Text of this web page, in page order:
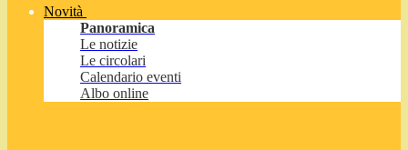
Novità
Panoramica
Le notizie
Le circolari
Calendario eventi
Albo online